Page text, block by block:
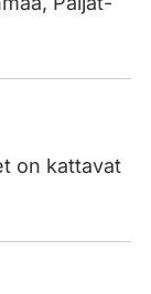
on kattavat